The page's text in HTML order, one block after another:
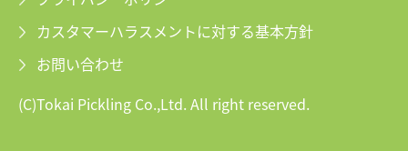
(C)Tokai Pickling Co.,Ltd. All right reserved.
カスタマーハラスメントに対する基本方針
お問い合わせ